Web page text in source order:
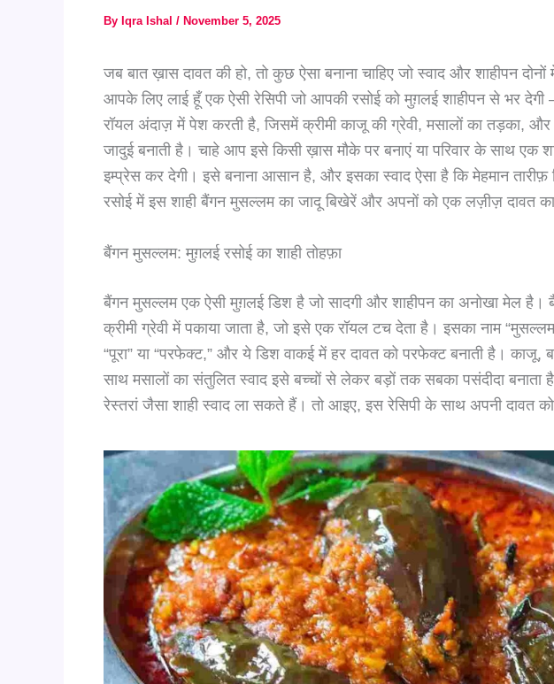
By Iqra Ishal / November 5, 2025
जब बात ख़ास दावत की हो, तो कुछ ऐसा बनाना चाहिए जो स्वाद और शाहीपन
आपके लिए लाई हूँ एक ऐसी रेसिपी जो आपकी रसोई को मुग़लई शाहीपन से भर देगी
रॉयल अंदाज़ में पेश करती है, जिसमें क्रीमी काजू की ग्रेवी, मसालों का तड़का, और
जादुई बनाती है। चाहे आप इसे किसी ख़ास मौके पर बनाएं या परिवार के साथ एक
इम्प्रेस कर देगी। इसे बनाना आसान है, और इसका स्वाद ऐसा है कि मेहमान तारीफ़
रसोई में इस शाही बैंगन मुसल्लम का जादू बिखेरें और अपनों को एक लज़ीज़ दावत
बैंगन मुसल्लम: मुग़लई रसोई का शाही तोहफ़ा
बैंगन मुसल्लम एक ऐसी मुग़लई डिश है जो सादगी और शाहीपन का अनोखा मेल
क्रीमी ग्रेवी में पकाया जाता है, जो इसे एक रॉयल टच देता है। इसका नाम
“पूरा” या “परफेक्ट,” और ये डिश वाकई में हर दावत को परफेक्ट बनाती है। काजू,
साथ मसालों का संतुलित स्वाद इसे बच्चों से लेकर बड़ों तक सबका पसंदीदा
रेस्तरां जैसा शाही स्वाद ला सकते हैं। तो आइए, इस रेसिपी के साथ अपनी दावत